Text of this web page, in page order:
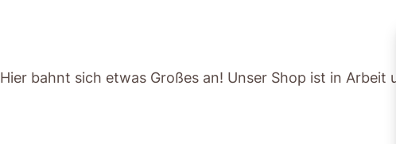
Hier bahnt sich etwas Großes an! Unser Shop ist in